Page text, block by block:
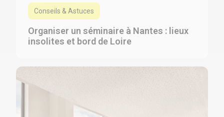
Conseils & Astuces
Organiser un séminaire à Nantes : lieux
insolites et bord de Loire